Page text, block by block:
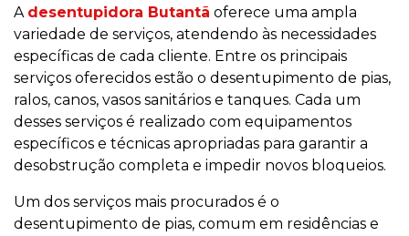
A desentupidora Butantã oferece uma ampla
variedade de serviços, atendendo às necessidades
específicas de cada cliente. Entre os principais
serviços oferecidos estão o desentupimento de pias,
ralos, canos, vasos sanitários e tanques. Cada um
desses serviços é realizado com equipamentos
específicos e técnicas apropriadas para garantir a
desobstrução completa e impedir novos bloqueios.
Um dos serviços mais procurados é o
desentupimento de pias, comum em residências e